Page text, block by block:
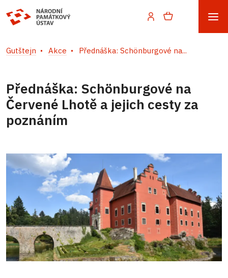
Gutštejn Akce Přednáška: Schönburgové na...
Přednáška: Schönburgové na
Červené Lhotě a jejich cesty za
poznáním